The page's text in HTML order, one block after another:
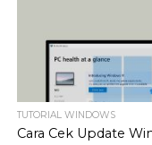
TUTORIAL WINDOWS
Cara Cek Update